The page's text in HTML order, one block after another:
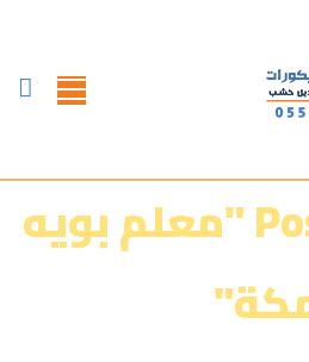
Posts Tagged "معلم بويه